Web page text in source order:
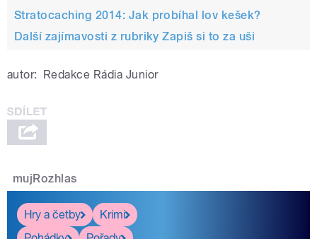
Stratocaching 2014: Jak probíhal lov kešek?
Další zajímavosti z rubriky Zapiš si to za uši
autor: Redakce Rádia Junior
mujRozhlas
Hry a četby
Krimi